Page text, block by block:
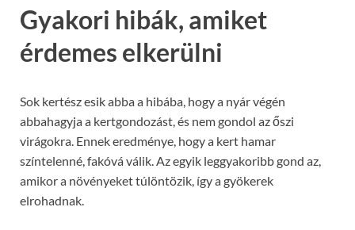
Gyakori hibák, amiket
érdemes elkerülni
Sok kertész esik abba a hibába, hogy a nyár végén
abbahagyja a kertgondozást, és nem gondol az őszi
virágokra. Ennek eredménye, hogy a kert hamar
színtelenné, fakóvá válik. Az egyik leggyakoribb gond az,
amikor a növényeket túlöntözik, így a gyökerek
elrohadnak.